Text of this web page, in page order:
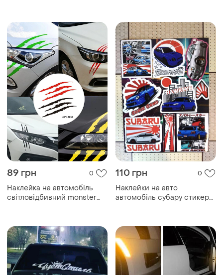
89 грн 0
Наклейка на автомобіль
світловідбивний monster
110 грн 0
Наклейки на авто
автомобіль субару стикери